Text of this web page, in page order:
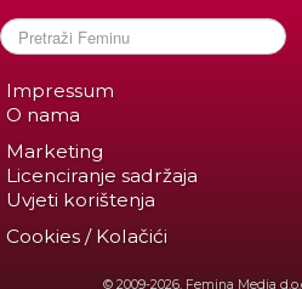
Impressum
O nama
Marketing
Licenciranje sadržaja
Uvjeti korištenja
Cookies / Kolačići
© 2009-2026. Femina Media